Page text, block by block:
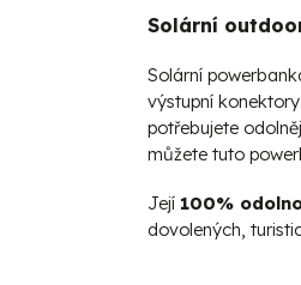
Solární
Solární
výstupní
potřebujete
můžete tuto
Její 100%
dovolených,